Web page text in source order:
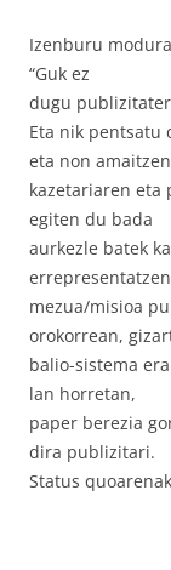
Izenburu
“Guk ez
dugu
Eta nik pentsatu
eta non
kazetariaren eta
egiten du bada
aurkezle batek
mezua/misioa
orokorrean,
balio-sistema
lan horretan,
paper berezia
dira publizitari.
Status